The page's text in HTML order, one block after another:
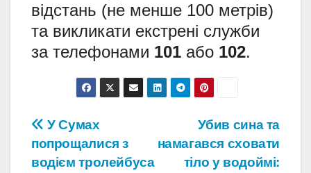
відстань (не менше 100 метрів)
та викликати екстрені служби
за телефонами 101 або 102.
Навігація
записів
Убив сина та
намагався сховати
тіло у водоймі:
У Сумах
попрощалися з
водієм тролейбуса